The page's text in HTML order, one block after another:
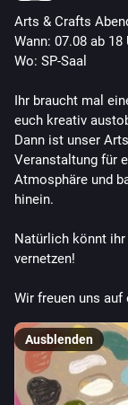
Arts & Crafts
Wann: 07.08 ab 18
Wo: SP-Saal
Ihr braucht mal
euch kreativ
Dann ist unser
Veranstaltung für
Atmosphäre und
hinein.
Natürlich könnt ihr
vernetzen!
Wir freuen uns auf
Ausblenden